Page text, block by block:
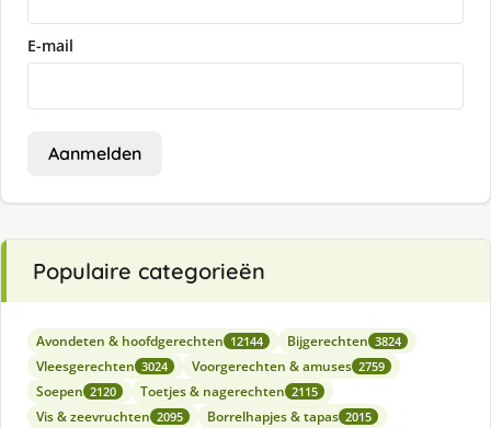
E-mail
Aanmelden
Populaire categorieën
Avondeten & hoofdgerechten 12144 Bijgerechten 3824
Vleesgerechten 3024 Voorgerechten & amuses 2759
Soepen 2120 Toetjes & nagerechten 2115
Vis & zeevruchten 2095 Borrelhapjes & tapas 2015